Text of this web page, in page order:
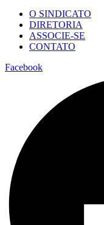
O SINDICATO
DIRETORIA
ASSOCIE-SE
CONTATO
Facebook